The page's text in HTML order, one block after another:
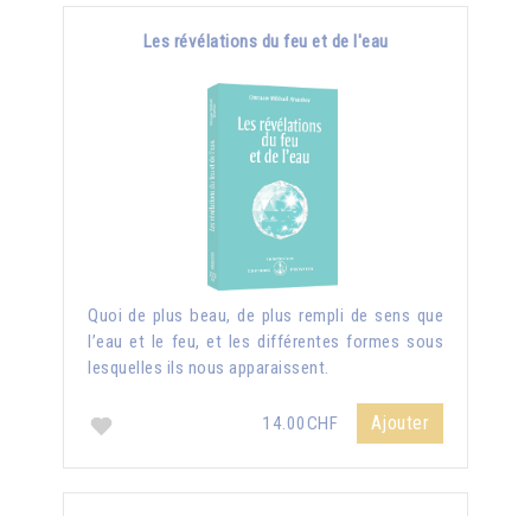
Les révélations du feu et de l'eau
Quoi de plus beau, de plus rempli de sens que
l’eau et le feu, et les différentes formes sous
lesquelles ils nous apparaissent.
14.00CHF Ajouter